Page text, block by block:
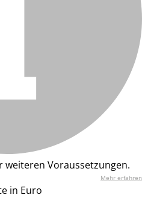
weiteren Voraussetzungen.
Mehr erfahren
in Euro